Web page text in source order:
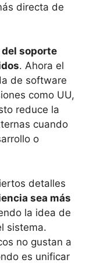
directa de
soporte
. Ahora el
de software
como UU,
reduce la
cuando
o
detalles
sea más
la idea de
sistema.
no gustan a
es unificar